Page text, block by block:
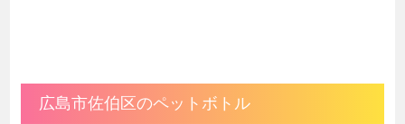
広島市佐伯区のペットボトル